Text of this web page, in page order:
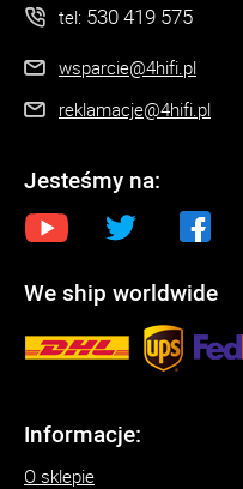
tel: 530 419 575
wsparcie@4hifi.pl
reklamacje@4hifi.pl
Jesteśmy na:
We ship worldwide
Informacje:
O sklepie